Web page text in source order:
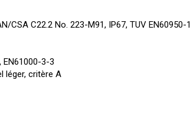
CSA C22.2 No. 223-M91, IP67, TUV EN60950-1
EN61000-3-3
léger, critère A